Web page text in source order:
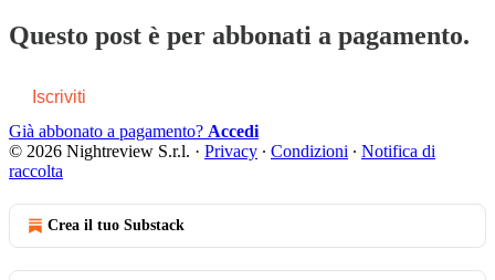
Questo post è per abbonati a pagamento.
Iscriviti
Già abbonato a pagamento? Accedi
© 2026 Nightreview S.r.l. · Privacy ∙ Condizioni ∙ Notifica di
raccolta
Crea il tuo Substack